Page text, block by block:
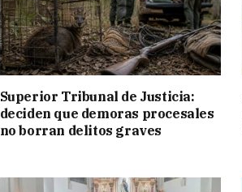
Superior Tribunal de Justicia:
deciden que demoras procesales
no borran delitos graves